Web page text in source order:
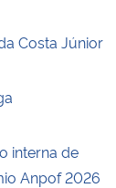
Costa Júnior
interna de
Anpof 2026